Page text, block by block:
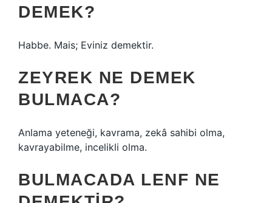
DEMEK?
Habbe. Mais; Eviniz demektir.
ZEYREK NE DEMEK
BULMACA?
Anlama yeteneği, kavrama, zekâ sahibi olma,
kavrayabilme, incelikli olma.
BULMACADA LENF NE